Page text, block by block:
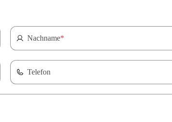
Nachname*
Telefon